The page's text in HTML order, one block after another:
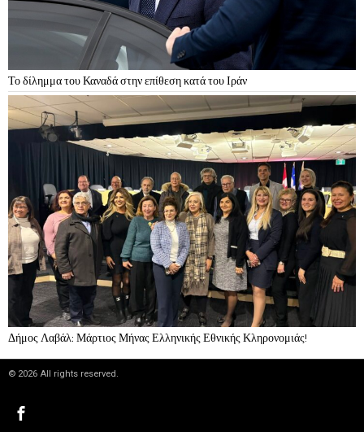
Το δίλημμα του Καναδά στην επίθεση κατά του Ιράν
Δήμος Λαβάλ: Μάρτιος Μήνας Ελληνικής Εθνικής Κληρονομιάς!
© 2026 All rights reserved.